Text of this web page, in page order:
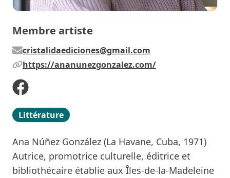
Membre artiste
cristalidaediciones@gmail.com
https://ananunezgonzalez.com/
Littérature
Ana Núñez González (La Havane, Cuba, 1971)
Autrice, promotrice culturelle, éditrice et
bibliothécaire établie aux Îles-de-la-Madeleine